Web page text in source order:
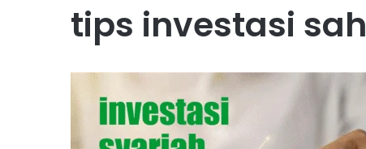
tips investasi